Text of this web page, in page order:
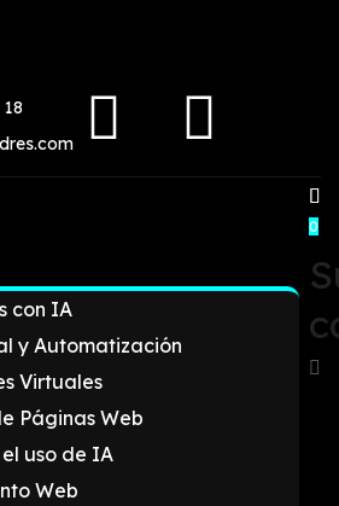
con IA
y Automatización
Virtuales
Páginas Web
uso de IA
Web
0